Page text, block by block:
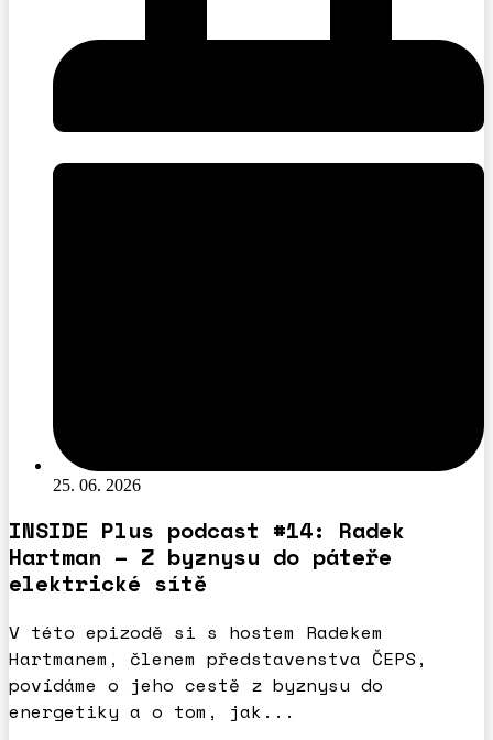
25. 06. 2026
INSIDE Plus podcast #14: Radek
Hartman – Z byznysu do páteře
elektrické sítě
V této epizodě si s hostem Radekem
Hartmanem, členem představenstva ČEPS,
povídáme o jeho cestě z byznysu do
energetiky a o tom, jak...